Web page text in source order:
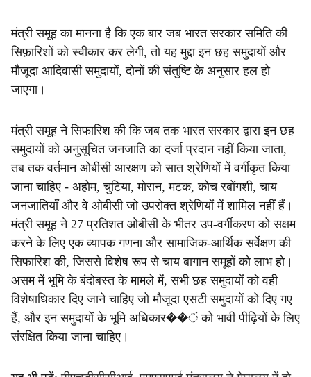
मंत्री समूह का मानना ​​है कि एक बार जब भारत सरकार समिति की
सिफ़ारिशों को स्वीकार कर लेगी, तो यह मुद्दा इन छह समुदायों और
मौजूदा आदिवासी समुदायों, दोनों की संतुष्टि के अनुसार हल हो
जाएगा।
मंत्री समूह ने सिफारिश की कि जब तक भारत सरकार द्वारा इन छह
समुदायों को अनुसूचित जनजाति का दर्जा प्रदान नहीं किया जाता,
तब तक वर्तमान ओबीसी आरक्षण को सात श्रेणियों में वर्गीकृत किया
जाना चाहिए - अहोम, चुटिया, मोरान, मटक, कोच रबोंगशी, चाय
जनजातियाँ और वे ओबीसी जो उपरोक्त श्रेणियों में शामिल नहीं हैं।
मंत्री समूह ने 27 प्रतिशत ओबीसी के भीतर उप-वर्गीकरण को सक्षम
करने के लिए एक व्यापक गणना और सामाजिक-आर्थिक सर्वेक्षण की
सिफारिश की, जिससे विशेष रूप से चाय बागान समूहों को लाभ हो।
असम में भूमि के बंदोबस्त के मामले में, सभी छह समुदायों को वही
विशेषाधिकार दिए जाने चाहिए जो मौजूदा एसटी समुदायों को दिए गए
हैं, और इन समुदायों के भूमि अधिकार��ं को भावी पीढ़ियों के लिए
संरक्षित किया जाना चाहिए।